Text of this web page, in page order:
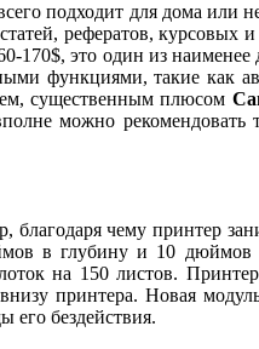
подходит для дома или
рефератов, курсовых
это один из наименее
функциями, такие как
существенным плюсом
можно
благодаря чему принтер
в глубину и 10 дюймов
на 150 листов.
принтера. Новая
его бездействия.